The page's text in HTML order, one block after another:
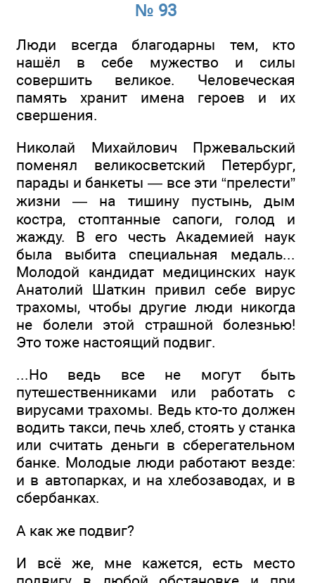
№ 93
Люди всегда благодарны тем, кто
нашёл в себе мужество и силы
совершить великое. Человеческая
память хранит имена героев и их
свершения.
Николай Михайлович Пржевальский
поменял великосветский Петербург,
парады и банкеты — все эти “прелести”
жизни — на тишину пустынь, дым
костра, стоптанные сапоги, голод и
жажду. В его честь Академией наук
была выбита специальная медаль...
Молодой кандидат медицинских наук
Анатолий Шаткин привил себе вирус
трахомы, чтобы другие люди никогда
не болели этой страшной болезнью!
Это тоже настоящий подвиг.
...Но ведь все не могут быть
путешественниками или работать с
вирусами трахомы. Ведь кто-то должен
водить такси, печь хлеб, стоять у станка
или считать деньги в сберегательном
банке. Молодые люди работают везде:
и в автопарках, и на хлебозаводах, и в
сбербанках.
А как же подвиг?
И всё же, мне кажется, есть место